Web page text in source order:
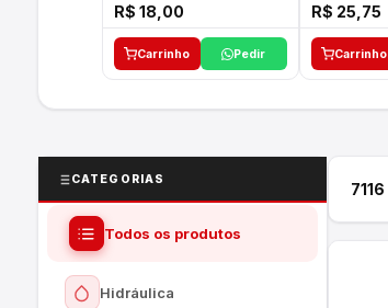
R$ 18,00
Carrinho Pedir
R$ 25,75
Carrinho
CATEGORIAS
Todos os produtos
Hidráulica
7116